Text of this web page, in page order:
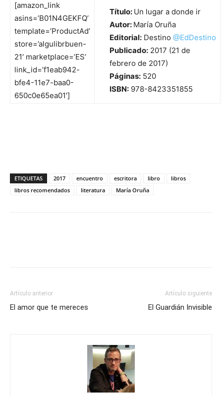
[amazon_link
asins=’B01N4GEKFQ’
template=’ProductAd’
store=’algulibrbuen-
21′ marketplace=’ES’
link_id=’f1eab942-
bfe4-11e7-baa0-
650c0e65ea01′]
Título: Un lugar a donde ir
Autor: María Oruña
Editorial: Destino @EdDestino
Publicado: 2017 (21 de
febrero de 2017)
Páginas: 520
ISBN: 978-8423351855
ETIQUETAS 2017 encuentro escritora libro
libros
libros recomendados
literatura María Oruña
Artículo anterior
El amor que te mereces
Artículo siguiente
El Guardián Invisible